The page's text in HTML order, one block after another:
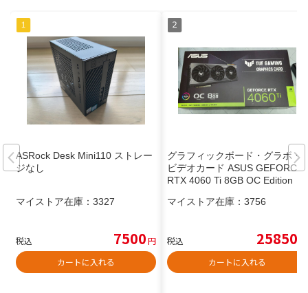
ASRock Desk Mini110 ストレー
ジなし
マイストア在庫： 3327
税込 7500円
カートに入れる
グラフィックボード・グラボ・
ビデオカード ASUS GEFORCE
RTX 4060 Ti 8GB OC Edition
マイストア在庫： 3756
税込 25850
カートに入れる